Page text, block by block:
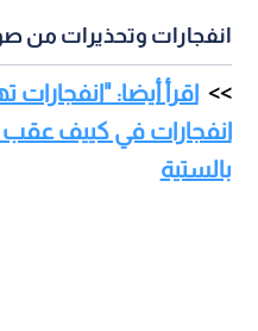
انفجارات وتحذيرات من
اقرأ أيضا:
انفجارات في كييف
بالستية